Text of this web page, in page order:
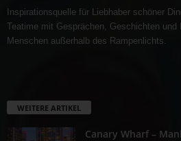
Inspirationsquelle für Liebhaber schöner
Teatime mit Gesprächen, Geschichten und
Menschen außerhalb des Rampenlichts.
WEITERE ARTIKEL
Canary Wharf –